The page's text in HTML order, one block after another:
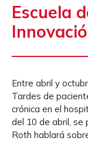
Escuela
Entre abril y
Tardes de
crónica en el
del 10 de abril, se
Roth hablará